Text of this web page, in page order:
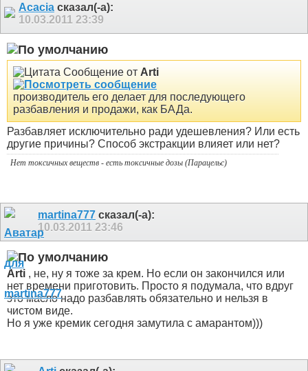
Acacia сказал(-а):
10.03.2011 23:39
Сообщение от Arti
производитель его делает для последующего
разбавления и продажи, как БАДа.
Разбавляет исключительно ради удешевления? Или есть
другие причины? Способ экстракции влияет или нет?
Нет токсичных веществ - есть токсичные дозы (Парацельс)
martina777 сказал(-а):
10.03.2011 23:46
Arti , не, ну я тоже за крем. Но если он закончился или
нет времени приготовить. Просто я подумала, что вдруг
это масло надо разбавлять обязательно и нельзя в
чистом виде.
Но я уже кремик сегодня замутила с амарантом)))